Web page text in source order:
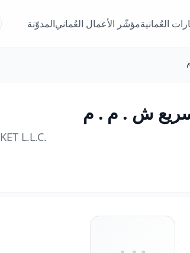
العُمانيةمؤشّر الأعمال العُمانيالمدوّنة
ش . م . م
L.L.C.